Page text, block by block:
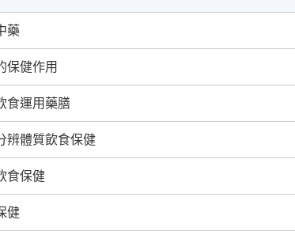
藥
保健作用
食運用藥膳
辨體質飲食保健
食保健
健